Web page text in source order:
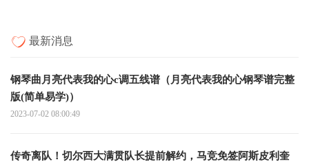
最新消息
钢琴曲月亮代表我的心c调五线谱（月亮代表我的心钢琴谱完整
版(简单易学)）
2023-07-02 08:00:49
传奇离队！切尔西大满贯队长提前解约，马竞免签阿斯皮利奎